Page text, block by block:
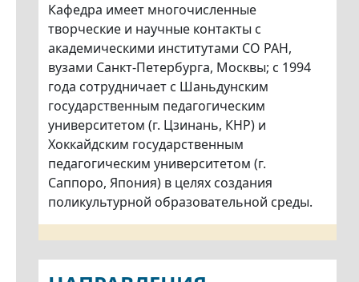
Кафедра имеет многочисленные
творческие и научные контакты с
академическими институтами СО РАН,
вузами Санкт-Петербурга, Москвы; с 1994
года сотрудничает с Шаньдунским
государственным педагогическим
университетом (г. Цзинань, КНР) и
Хоккайдским государственным
педагогическим университетом (г.
Саппоро, Япония) в целях создания
поликультурной образовательной среды.